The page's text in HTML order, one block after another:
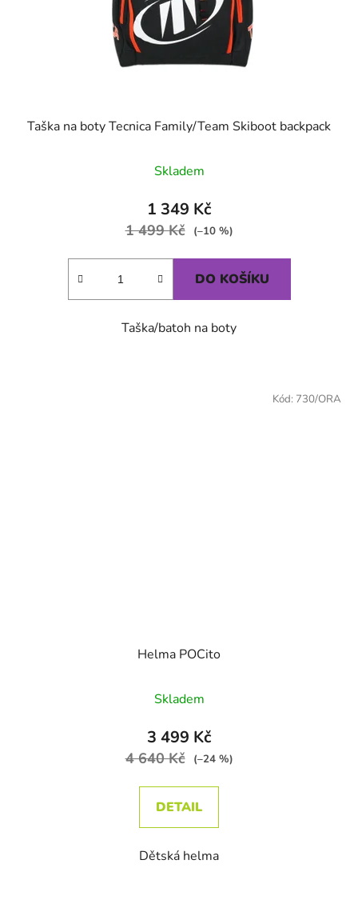
Taška na boty Tecnica Family/Team Skiboot backpack
Skladem
1 349 Kč
1 499 Kč (–10 %)
DO KOŠÍKU
Taška/batoh na boty
Helma POCito
Skladem
3 499 Kč
4 640 Kč (–24 %)
DETAIL
Dětská helma
Kód: 730/ORA